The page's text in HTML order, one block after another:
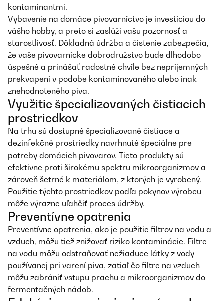
kontaminantmi.
Vybavenie na domáce pivovarníctvo je investíciou do
vášho hobby, a preto si zaslúži vašu pozornosť a
starostlivosť. Dôkladná údržba a čistenie zabezpečia,
že vaše pivovarnícke dobrodružstvo bude dlhodobo
úspešné a prinášať radostné chvíle bez nepríjemných
prekvapení v podobe kontaminovaného alebo inak
znehodnoteného piva.
Využitie špecializovaných čistiacich
prostriedkov
Na trhu sú dostupné špecializované čistiace a
dezinfekčné prostriedky navrhnuté špeciálne pre
potreby domácich pivovarov. Tieto produkty sú
efektívne proti širokému spektru mikroorganizmov a
zároveň šetrné k materiálom, z ktorých je vyrobený.
Použitie týchto prostriedkov podľa pokynov výrobcu
môže výrazne uľahčiť proces údržby.
Preventívne opatrenia
Preventívne opatrenia, ako je použitie filtrov na vodu a
vzduch, môžu tiež znižovať riziko kontaminácie. Filtre
na vodu môžu odstraňovať nežiaduce látky z vody
používanej pri varení piva, zatiaľ čo filtre na vzduch
môžu zabrániť vstupu prachu a mikroorganizmov do
fermentačných nádob.